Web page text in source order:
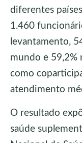
diferentes
1.460
levantamento,
mundo e 59,2%
como
atendimento
O resultado
saúde